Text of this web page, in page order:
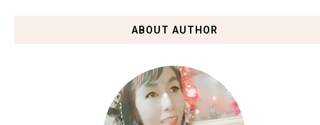
ABOUT AUTHOR